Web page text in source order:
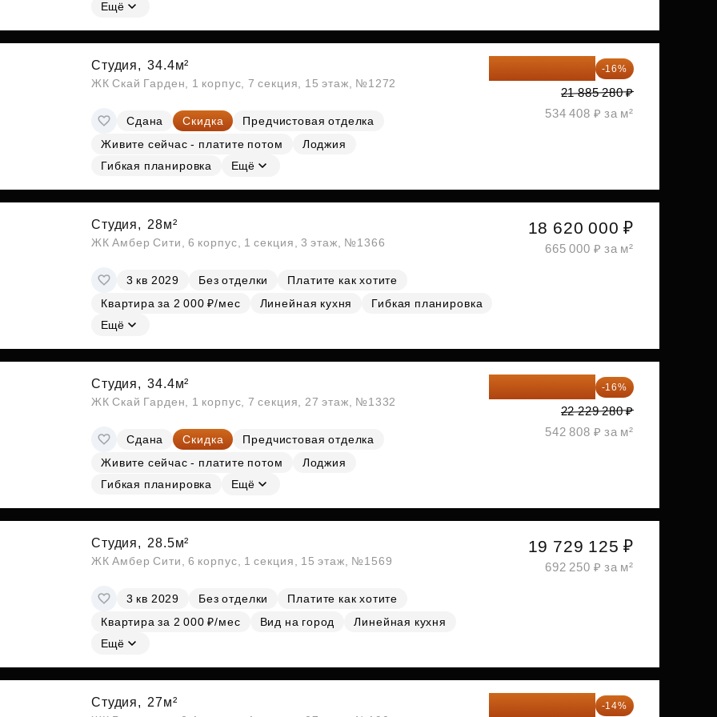
Субсидии
Ещё
Студия, 34.4м²
ЖК Скай Гарден, 1 корпус, 7 секция, 15 этаж, №1272
Сдана Скидка
Предчистовая отделка
Живите сейчас - платите потом
Лоджия
Гибкая планировка
Ещё
-16%
21 885 280 ₽
534 408 ₽ за м²
Студия, 28м²
ЖК Амбер Сити, 6 корпус, 1 секция, 3 этаж, №1366
3 кв 2029 Без отделки
Платите как хотите
Квартира за 2 000 ₽/мес
Линейная кухня
Гибкая планировка
Ещё
18 620 000 ₽
665 000 ₽ за м²
Студия, 34.4м²
ЖК Скай Гарден, 1 корпус, 7 секция, 27 этаж, №1332
Сдана Скидка
Предчистовая отделка
Живите сейчас - платите потом
Лоджия
Гибкая планировка
Ещё
-16%
22 229 280 ₽
542 808 ₽ за м²
Студия, 28.5м²
ЖК Амбер Сити, 6 корпус, 1 секция, 15 этаж, №1569
3 кв 2029 Без отделки
Платите как хотите
Квартира за 2 000 ₽/мес
Вид на город
Линейная кухня
Ещё
19 729 125 ₽
692 250 ₽ за м²
Студия, 27м² -14%